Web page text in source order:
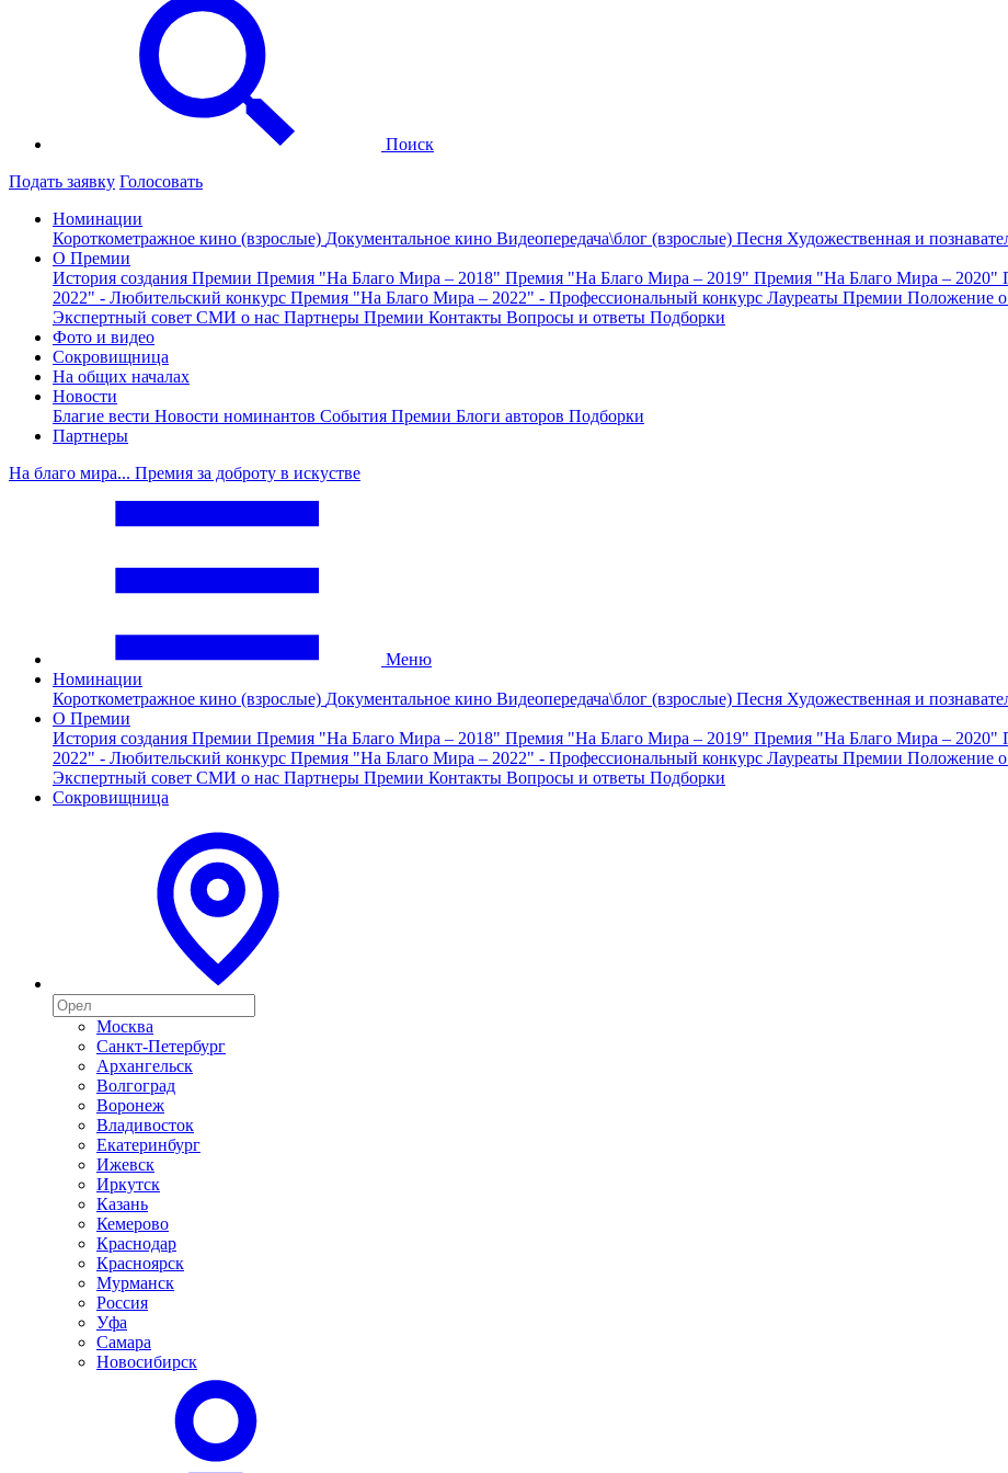
Поиск
Подать заявку Голосовать
Номинации
Короткометражное кино (взрослые) Документальное кино Видеопередача\блог (взрослые) Песня Художественная и
О Премии
История создания Премии Премия "На Благо Мира – 2018" Премия "На Благо Мира – 2019" Премия "На Благо Мира – 2020"
2022" - Любительский конкурс Премия "На Благо Мира – 2022" - Профессиональный конкурс Лауреаты Премии Положение
Экспертный совет СМИ о нас Партнеры Премии Контакты Вопросы и ответы Подборки
Фото и видео
Сокровищница
На общих началах
Новости
Благие вести Новости номинантов События Премии Блоги авторов Подборки
Партнеры
На благо мира... Премия за доброту в искустве
Меню
Номинации
Короткометражное кино (взрослые) Документальное кино Видеопередача\блог (взрослые) Песня Художественная и
О Премии
История создания Премии Премия "На Благо Мира – 2018" Премия "На Благо Мира – 2019" Премия "На Благо Мира – 2020"
2022" - Любительский конкурс Премия "На Благо Мира – 2022" - Профессиональный конкурс Лауреаты Премии Положение
Экспертный совет СМИ о нас Партнеры Премии Контакты Вопросы и ответы Подборки
Сокровищница
Москва
Санкт-Петербург
Архангельск
Волгоград
Воронеж
Владивосток
Екатеринбург
Ижевск
Иркутск
Казань
Кемерово
Краснодар
Красноярск
Мурманск
Россия
Уфа
Самара
Новосибирск